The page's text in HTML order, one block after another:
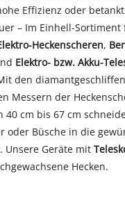
Effizienz oder
– Im Einhell-
Heckenscheren,
Elektro- bzw. Akku-
den
Messern der
40 cm bis 67 cm
oder Büsche in die
Unsere Geräte mit
Hecken.